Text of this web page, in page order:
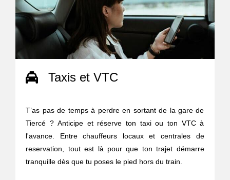
Taxis et VTC
T’as pas de temps à perdre en sortant de la gare de
Tiercé ? Anticipe et réserve ton taxi ou ton VTC à
l'avance. Entre chauffeurs locaux et centrales de
reservation, tout est là pour que ton trajet démarre
tranquille dès que tu poses le pied hors du train.